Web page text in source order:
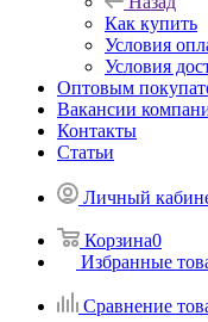
Как купить
Условия
Условия
Оптовым
Вакансии
Контакты
Статьи
Личный
Корзина0
Избранные
Сравнение